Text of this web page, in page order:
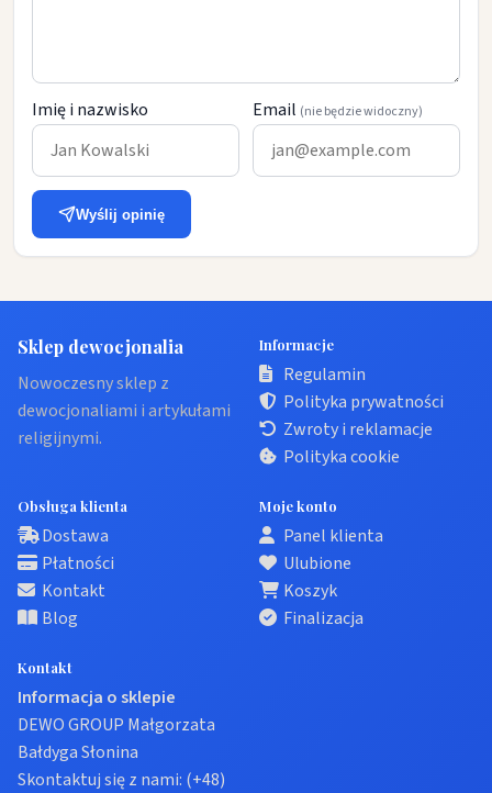
Imię i nazwisko Email (nie będzie widoczny)
Wyślij opinię
Sklep dewocjonalia
Nowoczesny sklep z
dewocjonaliami i artykułami
religijnymi.
Informacje
Regulamin
Polityka prywatności
Zwroty i reklamacje
Polityka cookie
Obsługa klienta
Dostawa
Płatności
Kontakt
Blog
Moje konto
Panel klienta
Ulubione
Koszyk
Finalizacja
Kontakt
Informacja o sklepie
DEWO GROUP Małgorzata
Bałdyga Słonina
Skontaktuj się z nami: (+48)